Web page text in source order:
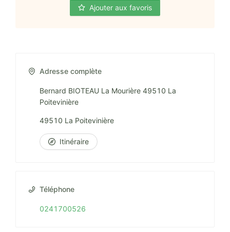
Ajouter aux favoris
Adresse complète
Bernard BIOTEAU La Mourière 49510 La
Poitevinière
49510 La Poitevinière
Itinéraire
Téléphone
0241700526